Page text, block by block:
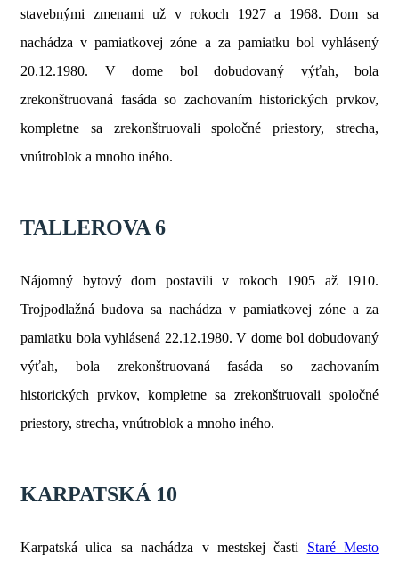
stavebnými zmenami už v rokoch 1927 a 1968. Dom sa
nachádza v pamiatkovej zóne a za pamiatku bol vyhlásený
20.12.1980. V dome bol dobudovaný výťah, bola
zrekonštruovaná fasáda so zachovaním historických prvkov,
kompletne sa zrekonštruovali spoločné priestory, strecha,
vnútroblok a mnoho iného.
TALLEROVA 6
Nájomný bytový dom postavili v rokoch 1905 až 1910.
Trojpodlažná budova sa nachádza v pamiatkovej zóne a za
pamiatku bola vyhlásená 22.12.1980. V dome bol dobudovaný
výťah, bola zrekonštruovaná fasáda so zachovaním
historických prvkov, kompletne sa zrekonštruovali spoločné
priestory, strecha, vnútroblok a mnoho iného.
KARPATSKÁ 10
Karpatská ulica sa nachádza v mestskej časti Staré Mesto